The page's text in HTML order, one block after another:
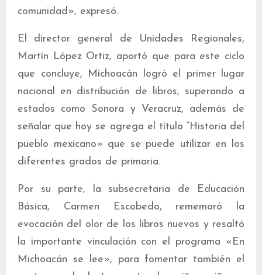
comunidad», expresó.
El director general de Unidades Regionales,
Martín López Ortiz, aportó que para este ciclo
que concluye, Michoacán logró el primer lugar
nacional en distribución de libros, superando a
estados como Sonora y Veracruz, además de
señalar que hoy se agrega el título “Historia del
pueblo mexicano» que se puede utilizar en los
diferentes grados de primaria.
Por su parte, la subsecretaria de Educación
Básica, Carmen Escobedo, rememoró la
evocación del olor de los libros nuevos y resaltó
la importante vinculación con el programa «En
Michoacán se lee», para fomentar también el